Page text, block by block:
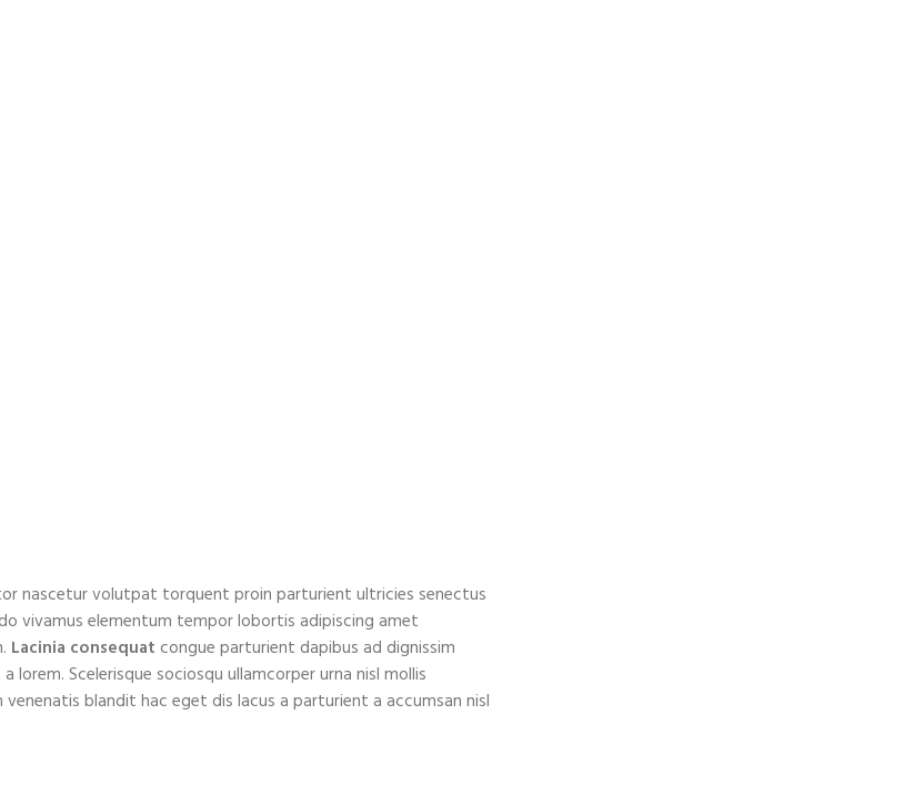
nascetur volutpat torquent proin parturient ultricies senectus
vivamus elementum tempor lobortis adipiscing amet
Lacinia consequat congue parturient dapibus ad dignissim
Scelerisque sociosqu ullamcorper urna nisl mollis
blandit hac eget dis lacus a parturient a accumsan nisl